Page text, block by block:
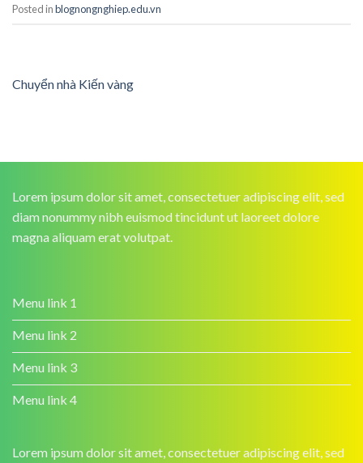
Posted inblognongnghiep.edu.vn
Chuyển nhà Kiến vàng
Lorem ipsum dolor sit amet, consectetuer adipiscing elit, sed
diam nonummy nibh euismod tincidunt ut laoreet dolore
magna aliquam erat volutpat.
Menu link 1
Menu link 2
Menu link 3
Menu link 4
Lorem ipsum dolor sit amet, consectetuer adipiscing elit, sed